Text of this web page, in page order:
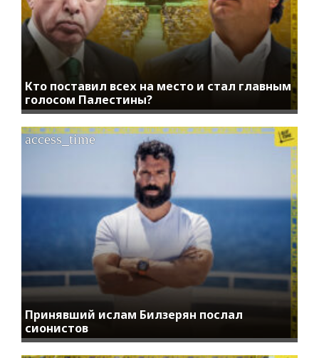
Кто поставил всех на место и стал главным
голосом Палестины?
Принявший ислам Билзерян послал
сионистов
access_time